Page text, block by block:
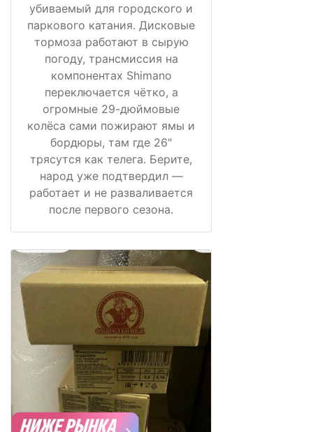
убиваемый для городского и
паркового катания. Дисковые
тормоза работают в сырую
погоду, трансмиссия на
компонентах Shimano
переключается чётко, а
огромные 29-дюймовые
колёса сами пожирают ямы и
бордюры, там где 26"
трясутся как телега. Берите,
народ уже подтвердил —
работает и не разваливается
после первого сезона.